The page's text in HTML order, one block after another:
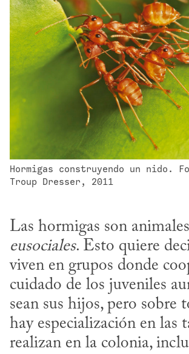
Hormigas construyendo un nido.
Troup Dresser, 2011
eusociales. Esto quiere
viven en grupos donde
cuidado de los juveniles
sean sus hijos, pero sobre
hay especialización en las
realizan en la colonia,